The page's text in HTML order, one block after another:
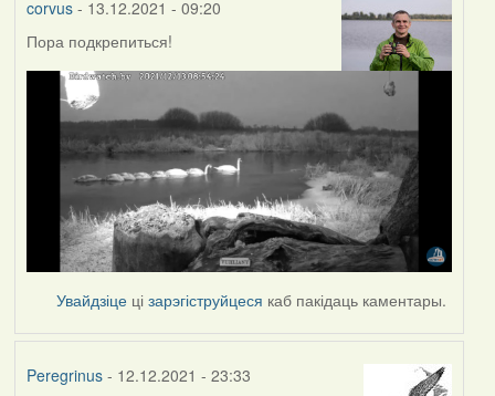
corvus- 13.12.2021 - 09:20
Пора подкрепиться!
Увайдзіце цізарэгіструйцеся каб пакідаць каментары.
Peregrinus- 12.12.2021 - 23:33